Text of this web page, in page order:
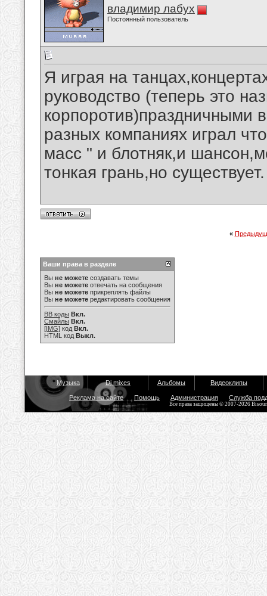
владимир лабух
Постоянный пользователь
Я играя на
руководство (теперь это
корпоротив)праздничными
разных компаниях играл
масс " и блотняк,и
тонкая грань,но существует.
«
Ваши права в разделе
Вы не можете создавать темы
Вы не можете отвечать на сообщения
Вы не можете прикреплять файлы
Вы не можете редактировать сообщения
BB коды Вкл.
Смайлы Вкл.
[IMG] код Вкл.
HTML код Выкл.
Музыка Dj mixes Альбомы Видеоклипы
Реклама на сайте Помощь Администрация Служба
Все права защищены © 2007-2026